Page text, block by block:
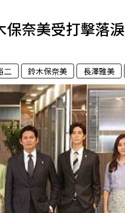
運勢
梅酒
奈美受打擊落淚
二 鈴木保奈美 長澤雅美